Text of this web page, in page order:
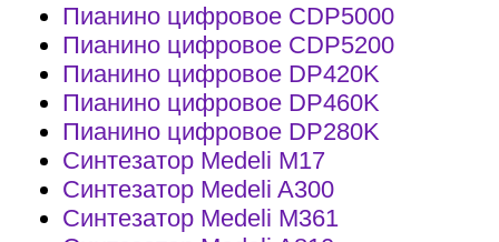
Пианино цифровое CDP5000
Пианино цифровое CDP5200
Пианино цифровое DP420K
Пианино цифровое DP460K
Пианино цифровое DP280K
Синтезатор Medeli M17
Синтезатор Medeli A300
Синтезатор Medeli M361